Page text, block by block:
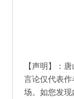
【声明】：
言论仅代表
场。如您发